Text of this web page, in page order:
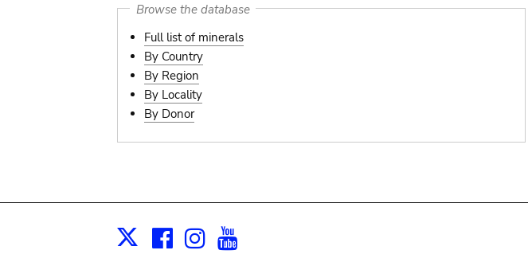
Browse the database
Full list of minerals
By Country
By Region
By Locality
By Donor
X Facebook
Instagram